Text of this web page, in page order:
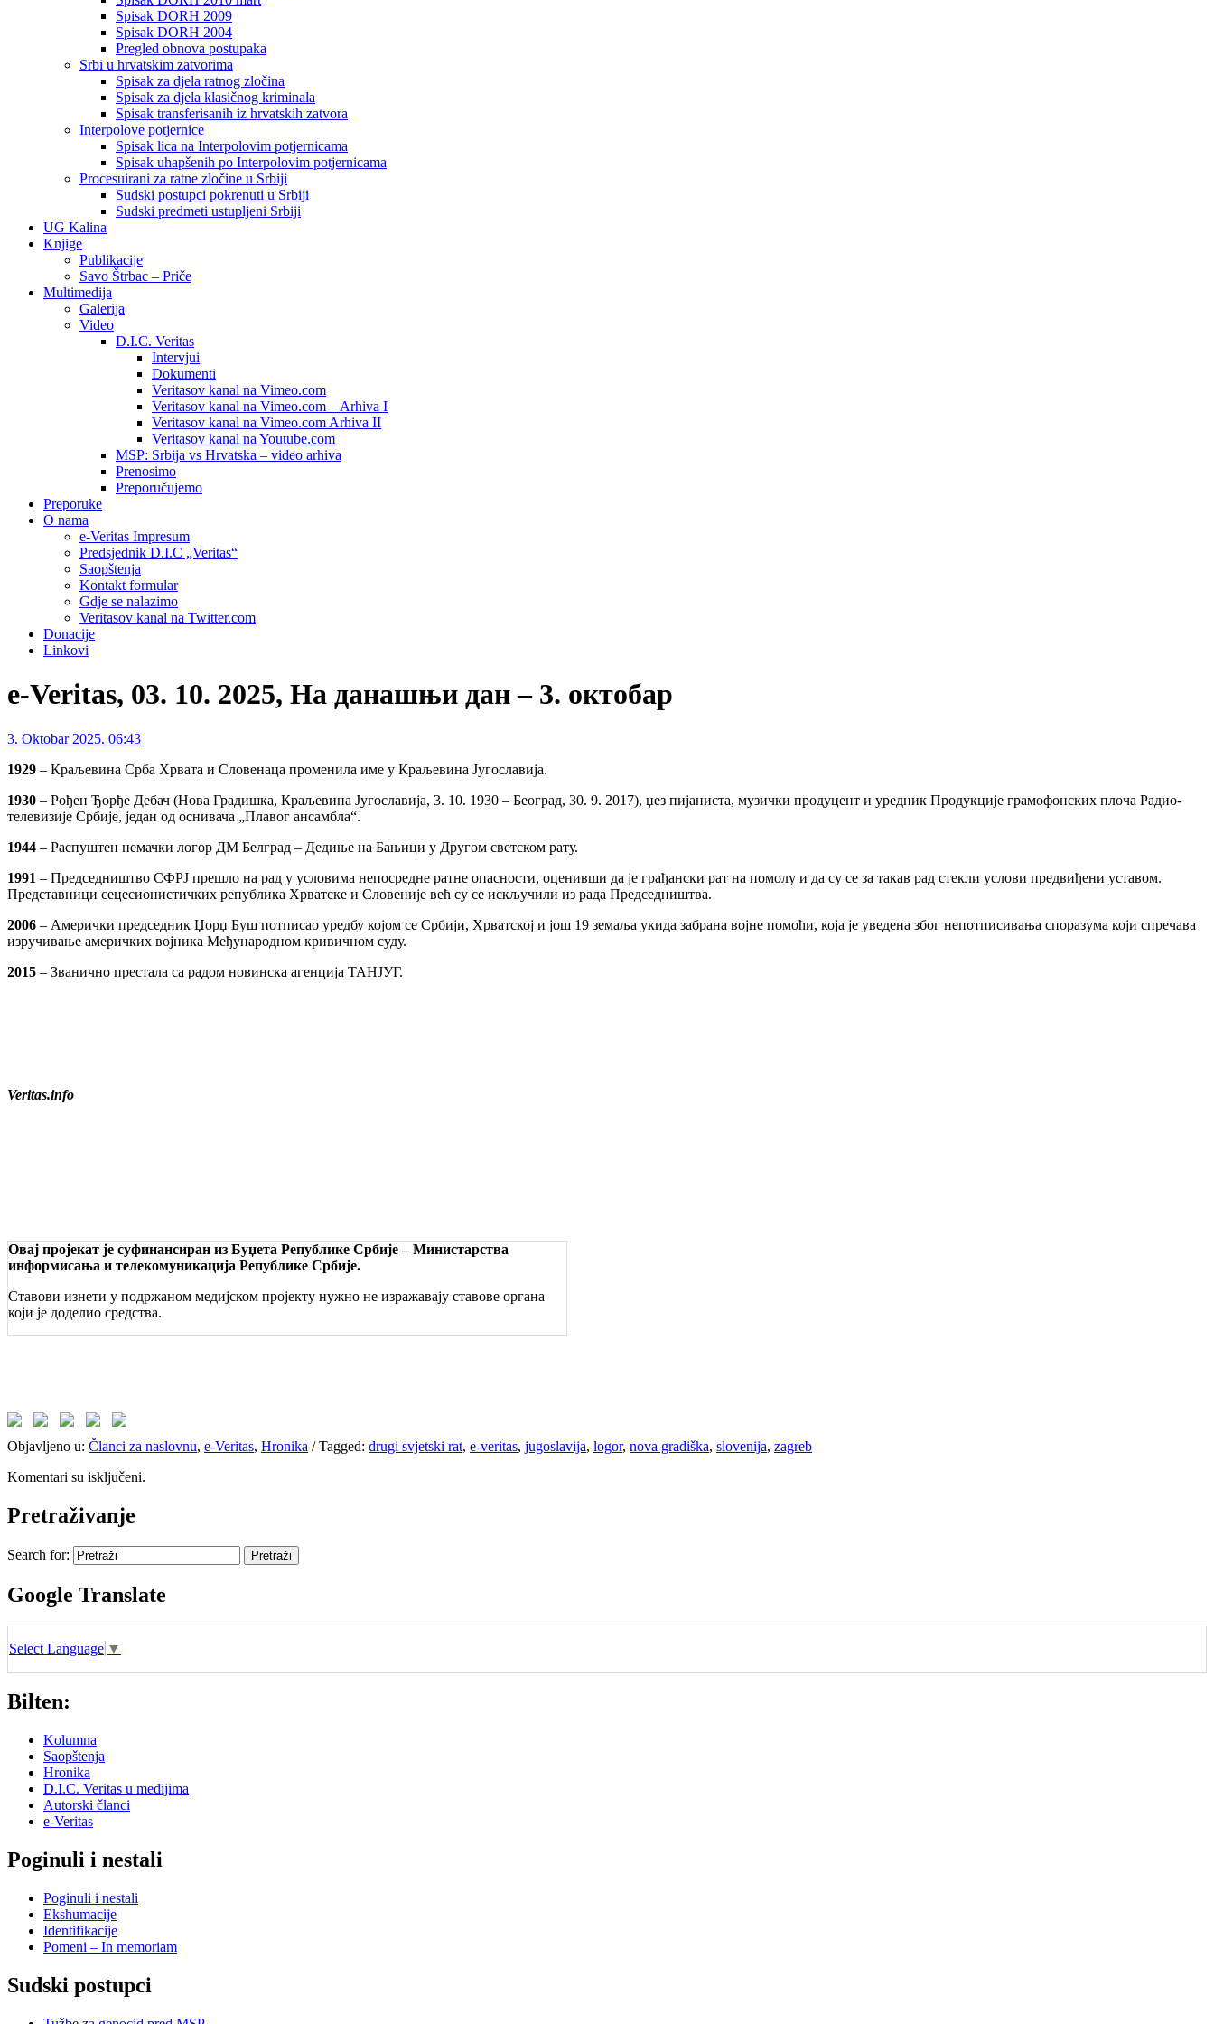
Spisak DORH 2009
Spisak DORH 2004
Pregled obnova postupaka
Srbi u hrvatskim zatvorima
Spisak za djela ratnog zločina
Spisak za djela klasičnog kriminala
Spisak transferisanih iz hrvatskih zatvora
Interpolove potjernice
Spisak lica na Interpolovim potjernicama
Spisak uhapšenih po Interpolovim potjernicama
Procesuirani za ratne zločine u Srbiji
Sudski postupci pokrenuti u Srbiji
Sudski predmeti ustupljeni Srbiji
UG Kalina
Knjige
Publikacije
Savo Štrbac – Priče
Multimedija
Galerija
Video
D.I.C. Veritas
Intervjui
Dokumenti
Veritasov kanal na Vimeo.com
Veritasov kanal na Vimeo.com – Arhiva I
Veritasov kanal na Vimeo.com Arhiva II
Veritasov kanal na Youtube.com
MSP: Srbija vs Hrvatska – video arhiva
Prenosimo
Preporučujemo
Preporuke
O nama
e-Veritas Impresum
Predsjednik D.I.C „Veritas“
Saopštenja
Kontakt formular
Gdje se nalazimo
Veritasov kanal na Twitter.com
Donacije
Linkovi
e-Veritas, 03. 10. 2025, На данашњи дан – 3. октобар
3. Oktobar 2025. 06:43
1929 – Краљевина Срба Хрвата и Словенаца променила име у Краљевина Југославија.
1930 – Рођен Ђорђе Дебач (Нова Градишка, Краљевина Југославија, 3. 10. 1930 – Београд, 30. 9. 2017), џез пијаниста, музички продуцент и уредник Продукције грамофонских плоча Радио-
телевизије Србије, један од оснивача „Плавог ансамбла“.
1944 – Распуштен немачки логор ДМ Белград – Дедиње на Бањици у Другом светском рату.
1991 – Председништво СФРЈ прешло на рад у условима непосредне ратне опасности, оценивши да је грађански рат на помолу и да су се за такав рад стекли услови предвиђени уставом.
Представници сецесионистичких република Хрватске и Словеније већ су се искључили из рада Председништва.
2006 – Амерички председник Џорџ Буш потписао уредбу којом се Србији, Хрватској и још 19 земаља укида забрана војне помоћи, која је уведена због непотписивања споразума који спречава
изручивање америчких војника Међународном кривичном суду.
2015 – Званично престала са радом новинска агенција ТАНЈУГ.
Veritas.info
Овај пројекат је суфинансиран из Буџета Републике Србије – Министарства
информисања и телекомуникација Републике Србије.
Ставови изнети у подржаном медијском пројекту нужно не изражавају ставове органа
који је доделио средства.
Objavljeno u: Članci za naslovnu, e-Veritas, Hronika /Tagged: drugi svjetski rat, e-veritas, jugoslavija, logor, nova gradiška, slovenija, zagreb
Komentari su isključeni.
Pretraživanje
Search for:
Google Translate
Select Language ▼
Bilten:
Kolumna
Saopštenja
Hronika
D.I.C. Veritas u medijima
Autorski članci
e-Veritas
Poginuli i nestali
Poginuli i nestali
Ekshumacije
Identifikacije
Pomeni – In memoriam
Sudski postupci